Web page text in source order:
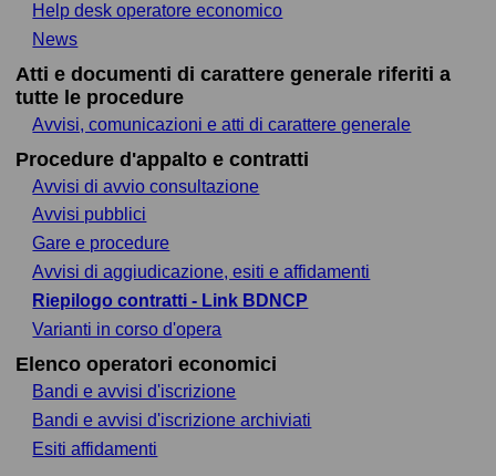
Help desk operatore economico
News
Atti e documenti di carattere generale riferiti a
tutte le procedure
Avvisi, comunicazioni e atti di carattere generale
Procedure d'appalto e contratti
Avvisi di avvio consultazione
Avvisi pubblici
Gare e procedure
Avvisi di aggiudicazione, esiti e affidamenti
Riepilogo contratti - Link BDNCP
Varianti in corso d'opera
Elenco operatori economici
Bandi e avvisi d'iscrizione
Bandi e avvisi d'iscrizione archiviati
Esiti affidamenti